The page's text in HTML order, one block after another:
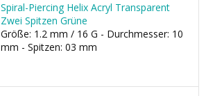
Spiral-Piercing Helix Acryl Transparent
Zwei Spitzen Grüne
Größe: 1.2 mm / 16 G - Durchmesser: 10
mm - Spitzen: 03 mm